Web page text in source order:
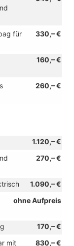
330,– €
für
160,– €
260,– €
1.120,– €
270,– €
1.090,– €
ohne Aufpreis
170,– €
830,– €
mit